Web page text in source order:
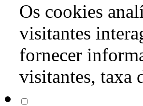
Os cookies
visitantes
fornecer
visitantes, taxa